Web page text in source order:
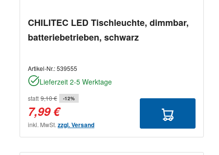
CHILITEC LED Tischleuchte, dimmbar,
batteriebetrieben, schwarz
Artikel-Nr.:539555
Lieferzeit 2-5 Werktage
statt 9,10 € -12%
7,99 €
inkl. MwSt. zzgl. Versand